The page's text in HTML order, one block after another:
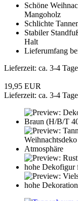
Schöne
Mangoholz
Schlichte
Stabiler
Halt
Lieferumfang
Lieferzeit: ca. 3-4 Tage
19,95 EUR
Lieferzeit: ca. 3-4 Tage